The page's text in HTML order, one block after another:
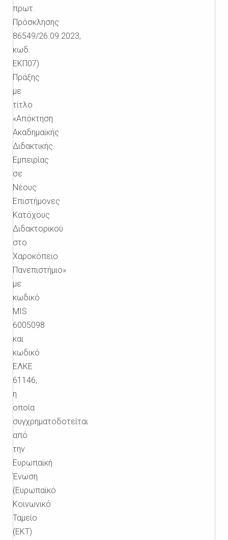
πρωτ.
Πρόσκλησης
86549/26.09.2023,
κωδ.
ΕΚΠ07)
Πράξης
με
τίτλο
«Απόκτηση
Ακαδημαϊκής
Διδακτικής
Εμπειρίας
σε
Νέους
Επιστήμονες
Κατόχους
Διδακτορικού
στο
Χαροκόπειο
Πανεπιστήμιο»
με
κωδικό
MIS
6005098
και
κωδικό
ΕΛΚΕ
61146,
η
οποία
συγχρηματοδοτείται
από
την
Ευρωπαϊκή
Ένωση
(Ευρωπαϊκό
Κοινωνικό
Ταμείο
(ΕΚΤ)